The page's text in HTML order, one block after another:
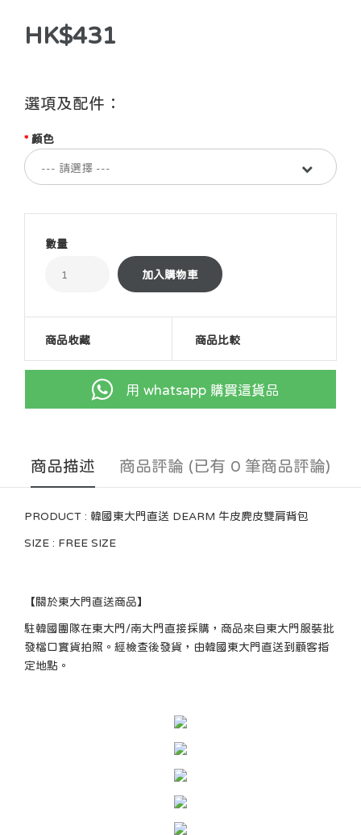
HK$431
選項及配件：
顏色
數量
商品收藏 商品比較
用 whatsapp 購買這貨品
商品描述 商品評論 (已有 0 筆商品評論)
PRODUCT : 韓國東大門直送 DEARM 牛皮麂皮雙肩背包
SIZE : FREE SIZE
【關於東大門直送商品】
駐韓國團隊在東大門/南大門直接採購，商品來自東大門服裝批
發檔口實貨拍照。經檢查後發貨，由韓國東大門直送到顧客指
定地點。